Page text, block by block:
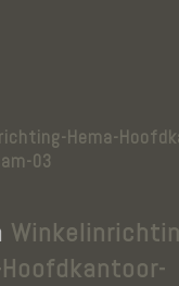
Hema-
03
Hoofdkantoor-